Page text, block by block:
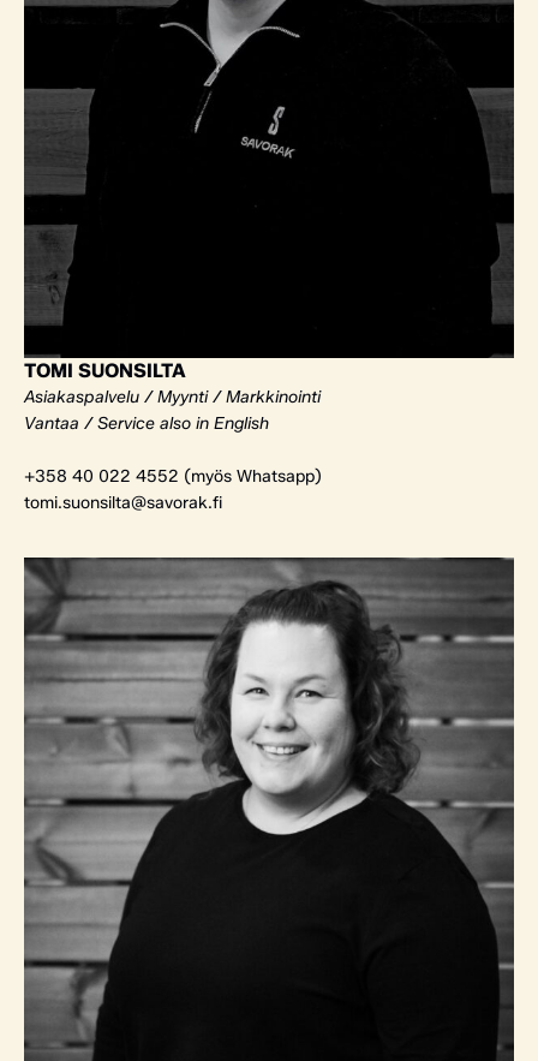
TOMI SUONSILTA
Asiakaspalvelu / Myynti / Markkinointi
Vantaa / Service also in English
+358 40 022 4552 (myös Whatsapp)
tomi.suonsilta@savorak.fi